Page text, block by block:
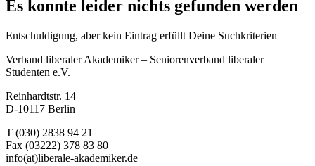
Es konnte leider nichts gefunden werden
Entschuldigung, aber kein Eintrag erfüllt Deine Suchkriterien
Verband liberaler Akademiker – Seniorenverband liberaler
Studenten e.V.
Reinhardtstr. 14
D-10117 Berlin
T (030) 2838 94 21
Fax (03222) 378 83 80
info(at)liberale-akademiker.de